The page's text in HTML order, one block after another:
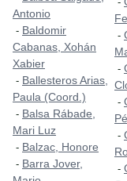
Antonio
- Baldomir
Cabanas, Xohán
Xabier
- Ballesteros Arias,
Paula (Coord.)
- Balsa Rábade,
Mari Luz
- Balzac, Honore
- Barra Jover,
-
-
-
-
-